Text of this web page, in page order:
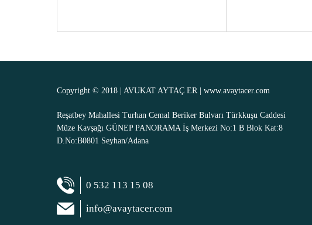
Copyright © 2018 | AVUKAT AYTAÇ ER | www.avaytacer.com
Reşatbey Mahallesi Turhan Cemal Beriker Bulvarı Türkkuşu Caddesi
Müze Kavşağı GÜNEP PANORAMA İş Merkezi No:1 B Blok Kat:8
D.No:B0801 Seyhan/Adana
0 532 113 15 08
info@avaytacer.com